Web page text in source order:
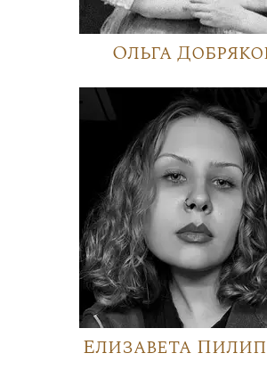
Ольга
Елизавета